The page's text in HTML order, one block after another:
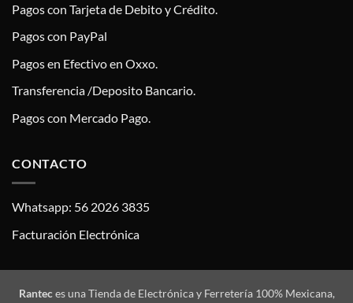
Pagos con Tarjeta de Debito y Crédito.
Pagos con PayPal
Pagos en Efectivo en Oxxo.
Transferencia /Deposito Bancario.
Pagos con Mercado Pago.
CONTACTO
Whatsapp: 56 2026 3835
Facturación Electrónica
Ranteces una Tienda de Electrónica y Ferretería 100% Mexicana,